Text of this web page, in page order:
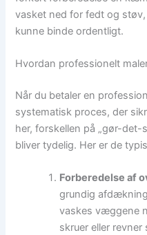
vasket ned for fedt og
kunne binde ordentligt.
Hvordan professionelt
Når du betaler en
systematisk proces, der
her, forskellen på „gør-
bliver tydelig. Her er de
Forberedelse af
grundig
vaskes væggene
skruer eller